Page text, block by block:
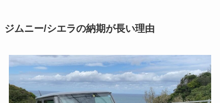
ジムニー/シエラの納期が長い理由